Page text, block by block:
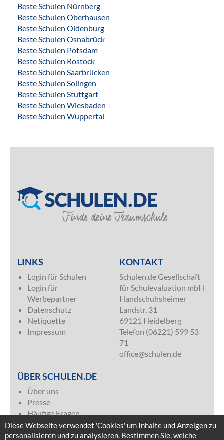
Beste Schulen Nürnberg
Beste Schulen Oberhausen
Beste Schulen Oldenburg
Beste Schulen Osnabrück
Beste Schulen Potsdam
Beste Schulen Rostock
Beste Schulen Saarbrücken
Beste Schulen Solingen
Beste Schulen Stuttgart
Beste Schulen Wiesbaden
Beste Schulen Wuppertal
LINKS
Login für Schulen
Login für
Werbepartner
Datenschutz
Netiquette
Impressum
KONTAKT
Schulen.de Gesellschaft
für Schulevaluation mbH
Handschuhsheimer
Landstr. 31
69121 Heidelberg
Telefon (06221) 599 53
71
office@schulen.de
ÜBER SCHULEN.DE
Über uns
Presse
Häufige Fragen
Kontakt & Impressum
Mediadaten
Diese Webseite verwendet 'Cookies' um Inhalte und Anzeigen zu
personalisieren und zu analysieren. Bestimmen Sie, welche